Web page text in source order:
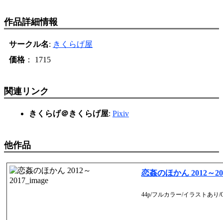
作品詳細情報
サークル名: きくらげ屋
価格： 1715
関連リンク
きくらげ＠きくらげ屋: Pixiv
他作品
恋姦のほかん 2012～
44p/フルカラー/イラストあり